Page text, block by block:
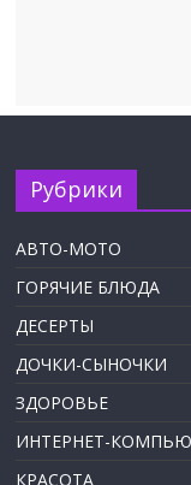
Рубрики
АВТО-МОТО
ГОРЯЧИЕ БЛЮДА
ДЕСЕРТЫ
ДОЧКИ-СЫНОЧКИ
ЗДОРОВЬЕ
ИНТЕРНЕТ-
КРАСОТА